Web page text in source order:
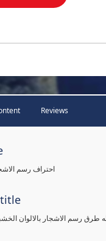
Reviews
احتراف رسم